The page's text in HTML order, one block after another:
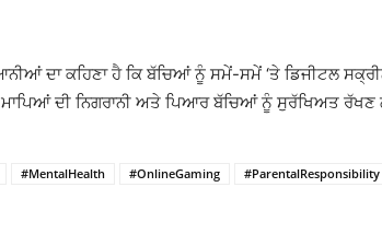
ਦਾ ਕਹਿਣਾ ਹੈ ਕਿ ਬੱਚਿਆਂ ਨੂੰ ਸਮੇਂ-ਸਮੇਂ ‘ਤੇ ਡਿਜੀਟਲ
ਮਾਪਿਆਂ ਦੀ ਨਿਗਰਾਨੀ ਅਤੇ ਪਿਆਰ ਬੱਚਿਆਂ ਨੂੰ ਸੁਰੱਖਿਅਤ
#MentalHealth #OnlineGaming #ParentalResponsibility